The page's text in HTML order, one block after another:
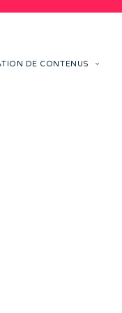
DE CONTENUS